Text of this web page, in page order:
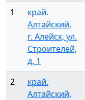
1
край.
Алтайский,
г. Алейск, ул.
Строителей,
д. 1
2
край.
Алтайский,